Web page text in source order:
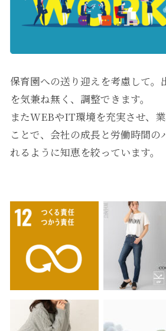
保育園への送り迎えを考慮して。
を気兼ね無く、調整できます。
またWEBやIT環境を充実させ、
ことで、会社の成長と労働時間の
れるように知恵を絞っています。